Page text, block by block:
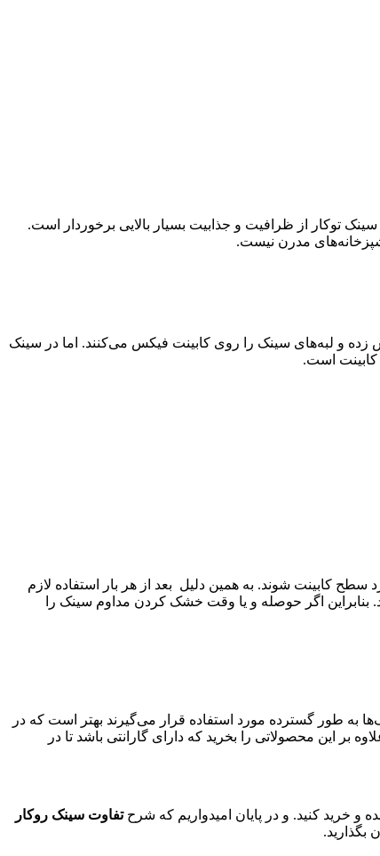
توکار از ظرافیت و جذابیت بسیار بالایی برخوردار است.
مدرن نیست.
و لبه‌های سینک را روی کابینت فیکس می‌کنند. اما در سینک
است.
کابینت شوند. به همین دلیل بعد از هر بار استفاده لازم
اگر حوصله و یا وقت خشک کردن مداوم سینک را
به طور گسترده مورد استفاده قرار می‌گیرند بهتر است که در
این محصولاتی را بخرید که دارای گارانتی باشد تا در
خرید کنید. و در پایان امیدواریم که شرحتفاوت سینک روکار
بگذارید.